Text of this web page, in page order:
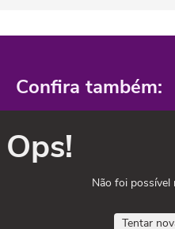
Confira também:
Ops!
Não foi possível
Tentar